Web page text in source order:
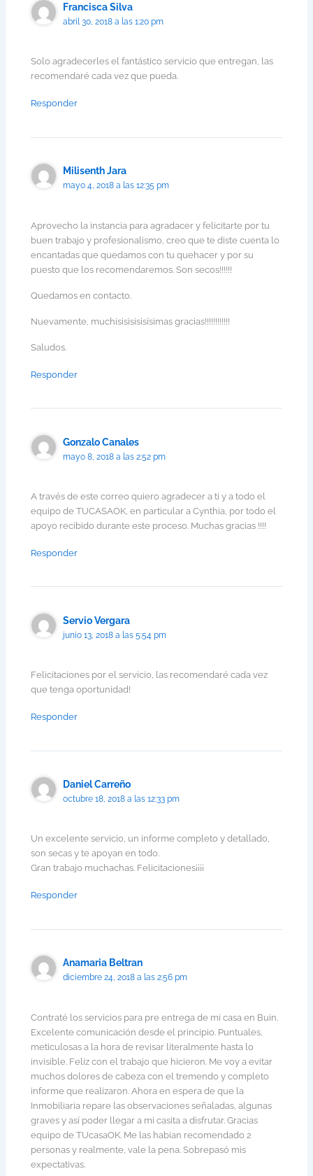
Francisca Silva
abril 30, 2018 a las 1:20 pm
Solo agradecerles el fantástico servicio que entregan, las
recomendaré cada vez que pueda.
Responder
Milisenth Jara
mayo 4, 2018 a las 12:35 pm
Aprovecho la instancia para agradacer y felicitarte por tu
buen trabajo y profesionalismo, creo que te diste cuenta lo
encantadas que quedamos con tu quehacer y por su
puesto que los recomendaremos. Son secos!!!!!!
Quedamos en contacto.
Nuevamente, muchisisisisisísimas gracias!!!!!!!!!!!!
Saludos.
Responder
Gonzalo Canales
mayo 8, 2018 a las 2:52 pm
A través de este correo quiero agradecer a ti y a todo el
equipo de TUCASAOK, en particular a Cynthia, por todo el
apoyo recibido durante este proceso. Muchas gracias !!!!
Responder
Servio Vergara
junio 13, 2018 a las 5:54 pm
Felicitaciones por el servicio, las recomendaré cada vez
que tenga oportunidad!
Responder
Daniel Carreño
octubre 18, 2018 a las 12:33 pm
Un excelente servicio, un informe completo y detallado,
son secas y te apoyan en todo.
Gran trabajo muchachas. Felicitaciones¡¡¡¡
Responder
Anamaria Beltran
diciembre 24, 2018 a las 2:56 pm
Contraté los servicios para pre entrega de mi casa en Buin.
Excelente comunicación desde el principio. Puntuales,
meticulosas a la hora de revisar literalmente hasta lo
invisible. Feliz con el trabajo que hicieron. Me voy a evitar
muchos dolores de cabeza con el tremendo y completo
informe que realizaron. Ahora en espera de que la
Inmobiliaria repare las observaciones señaladas, algunas
graves y así poder llegar a mi casita a disfrutar. Gracias
equipo de TUcasaOK. Me las habian recomendado 2
personas y realmente, vale la pena. Sobrepasó mis
expectativas.